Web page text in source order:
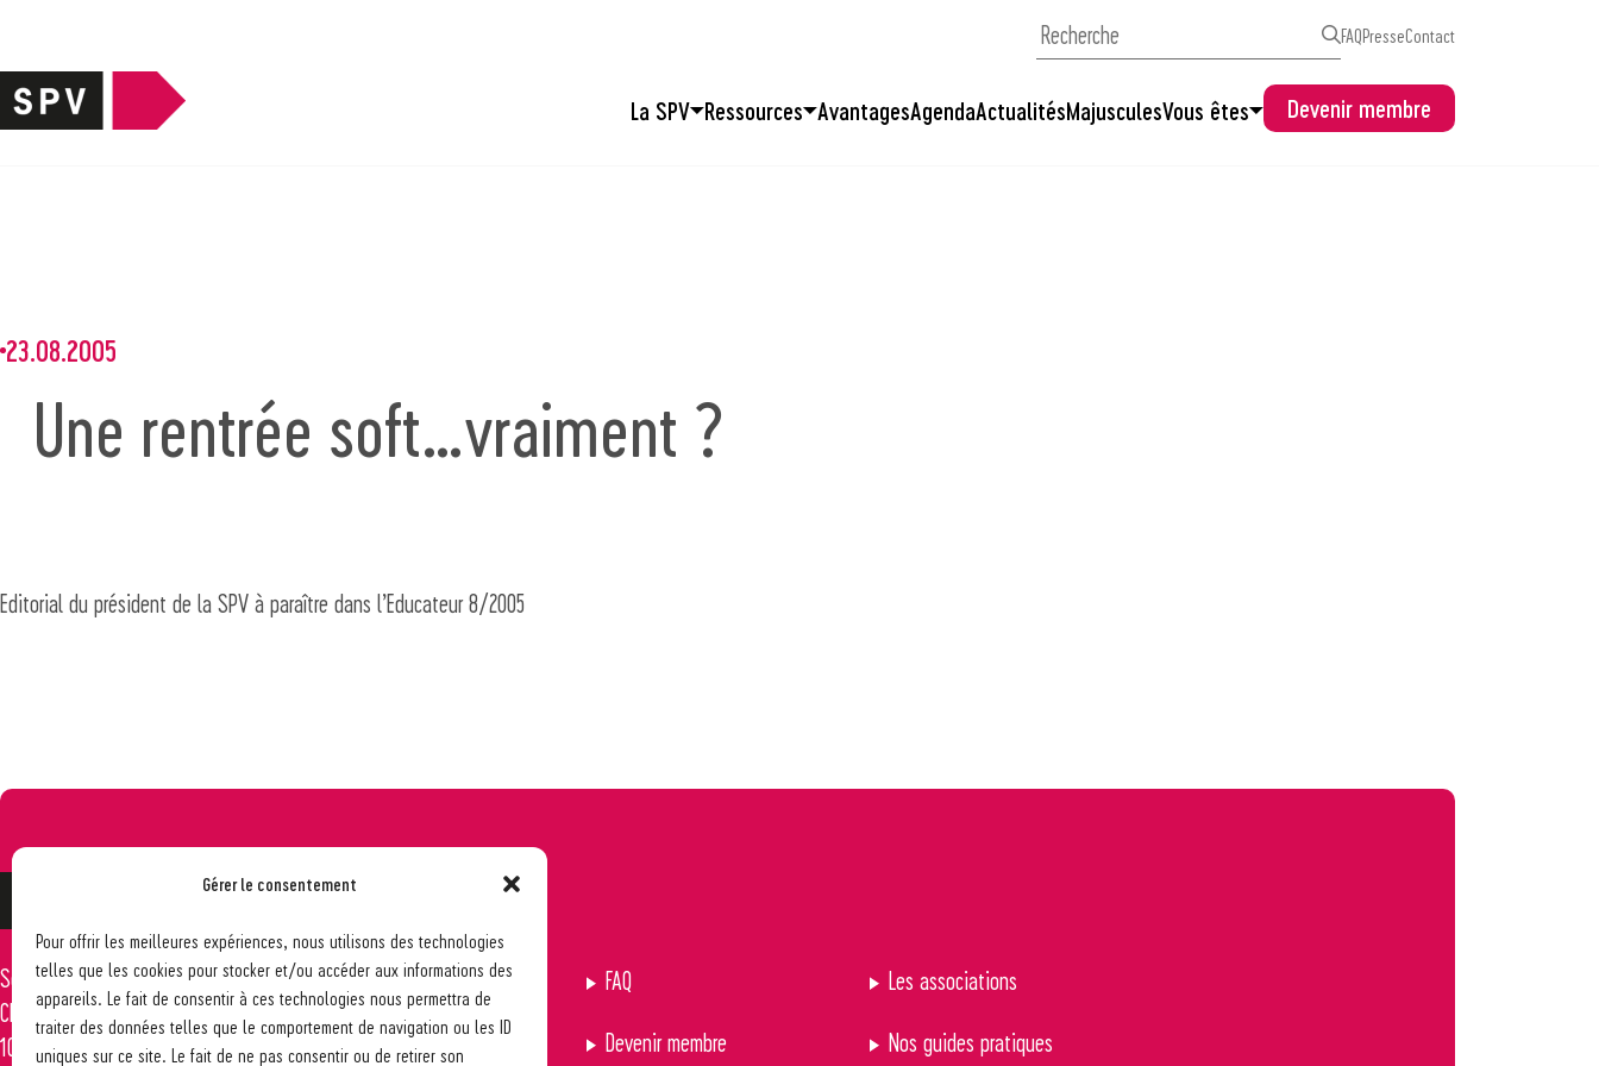
Gérer le consentement
Pour offrir les meilleures expériences, nous utilisons des technologies
telles que les cookies pour stocker et/ou accéder aux informations des
appareils. Le fait de consentir à ces technologies nous permettra de
traiter des données telles que le comportement de navigation ou les ID
uniques sur ce site. Le fait de ne pas consentir ou de retirer son
La SPV Ressources AvantagesAgendaActualitésMajusculesVous êtes Devenir membre
FAQPresseContact
23.08.2005
Une rentrée soft…vraiment ?
Editorial du président de la SPV à paraître dans l’Educateur 8/2005
Société pédagogique vaudoise
Ch. des Allinges 2
1006 Lausanne
021 617 65 59
info@spv-vd.ch
FAQ Les associations
Devenir membre Nos guides pratiques